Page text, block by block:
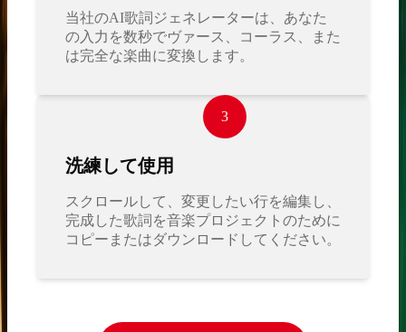
当社のAI歌詞ジェネレーターは、あなた
の入力を数秒でヴァース、コーラス、また
は完全な楽曲に変換します。
3
洗練して使用
スクロールして、変更したい行を編集し、
完成した歌詞を音楽プロジェクトのために
コピーまたはダウンロードしてください。